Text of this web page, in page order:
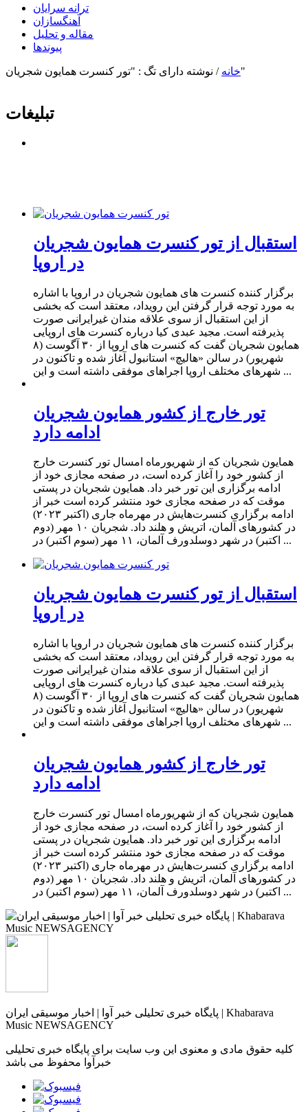
ترانه سرایان
آهنگسازان
مقاله و تحلیل
پیوندها
خانه / نوشته دارای تگ : "تور کنسرت همایون شجریان"
تبلیغات
استقبال از تور کنسرت همایون شجریان
در اروپا
برگزار کننده کنسرت های همایون شجریان در اروپا با اشاره
به مورد توجه قرار گرفتن این رویداد، معتقد است که بخشی
از این استقبال از سوی علاقه مندان غیرایرانی صورت
پذیرفته است. مجید عبدی کیا درباره کنسرت های اروپایی
همایون شجریان گفت که کنسرت های اروپا از ۳۰ آگوست (۸
شهریور) در سالن «هالیچ» استانبول آغاز شده و تاکنون در
شهرهای مختلف اروپا اجراهای موفقی داشته است و این ...
تور خارج از کشور همایون شجریان
ادامه دارد
همایون شجریان که از شهریورماه امسال تور کنسرت خارج
از کشور خود را آغاز کرده است، در صفحه مجازی خود از
ادامه برگزاری این تور خبر داد. همایون شجریان در پستی
موقت که در صفحه مجازی خود منتشر کرده است خبر از
ادامه برگزاری کنسرت‌هایش در مهرماه جاری (اکتبر ۲۰۲۳)
در کشورهای آلمان، اتریش و هلند داد. شجریان ۱۰ مهر (دوم
اکتبر) در شهر دوسلدورف آلمان، ۱۱ مهر (سوم اکتبر) در ...
استقبال از تور کنسرت همایون شجریان
در اروپا
برگزار کننده کنسرت های همایون شجریان در اروپا با اشاره
به مورد توجه قرار گرفتن این رویداد، معتقد است که بخشی
از این استقبال از سوی علاقه مندان غیرایرانی صورت
پذیرفته است. مجید عبدی کیا درباره کنسرت های اروپایی
همایون شجریان گفت که کنسرت های اروپا از ۳۰ آگوست (۸
شهریور) در سالن «هالیچ» استانبول آغاز شده و تاکنون در
شهرهای مختلف اروپا اجراهای موفقی داشته است و این ...
تور خارج از کشور همایون شجریان
ادامه دارد
همایون شجریان که از شهریورماه امسال تور کنسرت خارج
از کشور خود را آغاز کرده است، در صفحه مجازی خود از
ادامه برگزاری این تور خبر داد. همایون شجریان در پستی
موقت که در صفحه مجازی خود منتشر کرده است خبر از
ادامه برگزاری کنسرت‌هایش در مهرماه جاری (اکتبر ۲۰۲۳)
در کشورهای آلمان، اتریش و هلند داد. شجریان ۱۰ مهر (دوم
اکتبر) در شهر دوسلدورف آلمان، ۱۱ مهر (سوم اکتبر) در ...
پایگاه خبری تحلیلی خبر آوا | اخبار موسیقی ایران | Khabarava
Music NEWSAGENCY
کلیه حقوق مادی و معنوی این وب سایت برای پایگاه خبری تحلیلی
خبرآوا محفوظ می باشد